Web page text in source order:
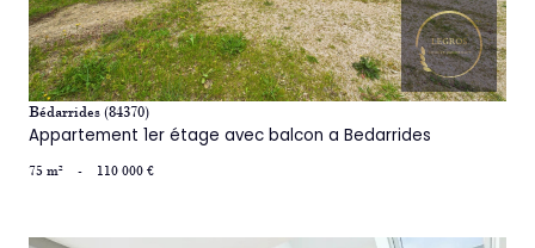
Bédarrides (84370)
Appartement 1er étage avec balcon a Bedarrides
75 m² - 110 000 €